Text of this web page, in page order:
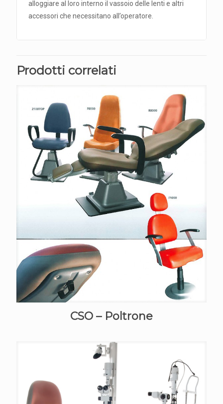
alloggiare al loro interno il vassoio delle lenti e altri
accessori che necessitano all’operatore.
Prodotti correlati
CSO – Poltrone